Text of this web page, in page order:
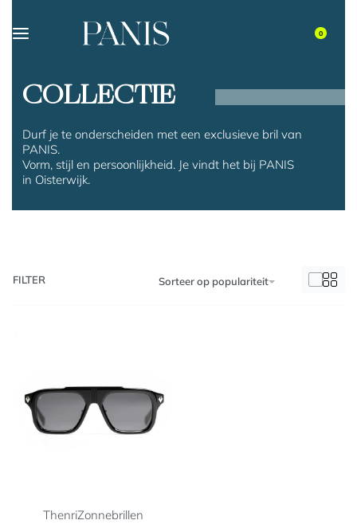
0
COLLECTIE
Durf je te onderscheiden met een exclusieve bril van
PANIS.
Vorm, stijl en persoonlijkheid. Je vindt het bij PANIS
in Oisterwijk.
Sorteer op populariteit
FILTER
ThenriZonnebrillen